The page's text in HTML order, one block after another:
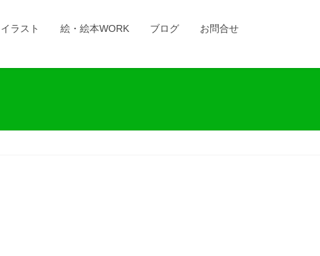
イラスト 絵・絵本WORK ブログ お問合せ